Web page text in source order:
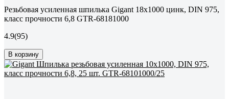
Резьбовая усиленная шпилька Gigant 18x1000 цинк, DIN 975,
класс прочности 6,8 GTR-68181000
4.9(95)
В корзину